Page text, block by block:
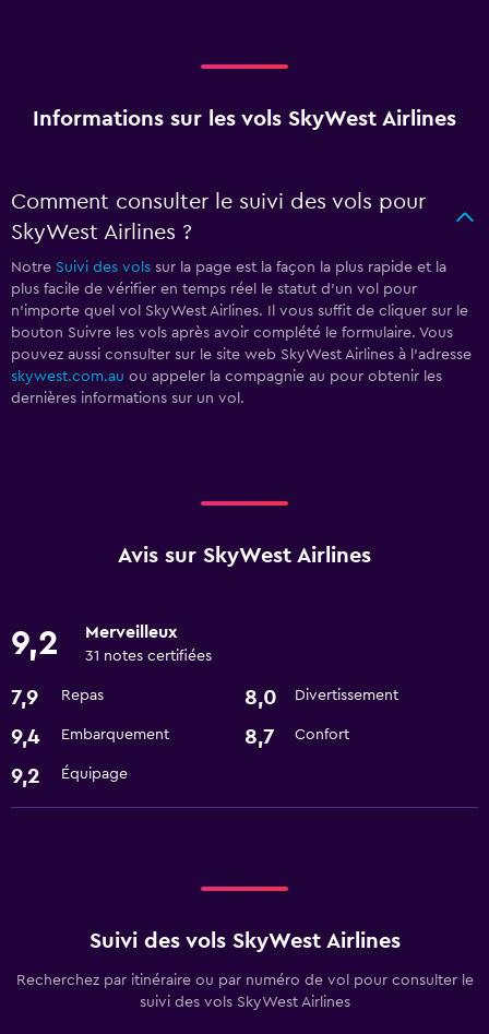
Informations sur les vols SkyWest Airlines
Comment consulter le suivi des vols pour
SkyWest Airlines ?
Notre Suivi des vols sur la page est la façon la plus rapide et la
plus facile de vérifier en temps réel le statut d'un vol pour
n'importe quel vol SkyWest Airlines. Il vous suffit de cliquer sur le
bouton Suivre les vols après avoir complété le formulaire. Vous
pouvez aussi consulter sur le site web SkyWest Airlines à l'adresse
skywest.com.au ou appeler la compagnie au pour obtenir les
dernières informations sur un vol.
Avis sur SkyWest Airlines
9,2 Merveilleux
31 notes certifiées
7,9 Repas 8,0 Divertissement
9,4 Embarquement 8,7 Confort
9,2 Équipage
Suivi des vols SkyWest Airlines
Recherchez par itinéraire ou par numéro de vol pour consulter le
suivi des vols SkyWest Airlines